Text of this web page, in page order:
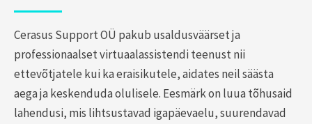
Cerasus Support OÜ pakub usaldusväärset ja
professionaalset virtuaalassistendi teenust nii
ettevõtjatele kui ka eraisikutele, aidates neil säästa
aega ja keskenduda olulisele. Eesmärk on luua tõhusaid
lahendusi, mis lihtsustavad igapäevaelu, suurendavad